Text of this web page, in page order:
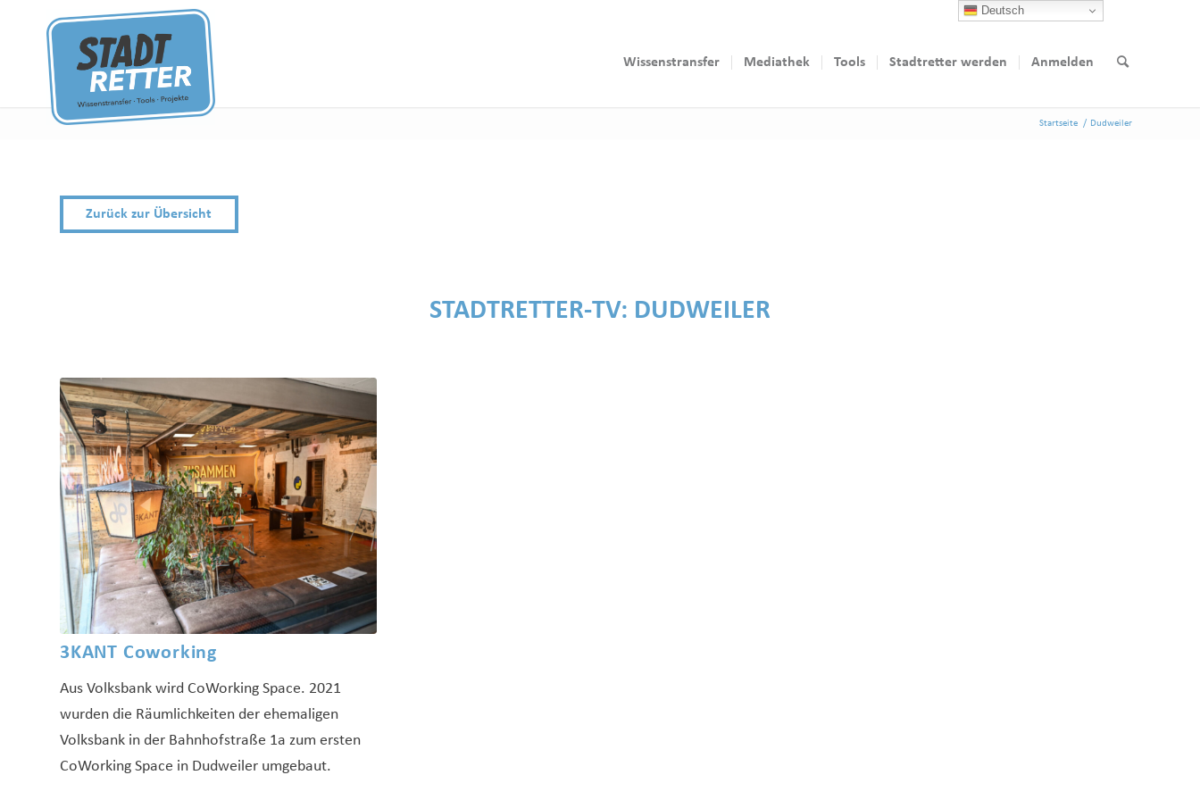
Wissenstransfer Mediathek Tools Stadtretter werden Anmelden
Startseite / Dudweiler
Zurück zur Übersicht
STADTRETTER-TV: DUDWEILER
3KANT Coworking
Aus Volksbank wird CoWorking Space. 2021
wurden die Räumlichkeiten der ehemaligen
Volksbank in der Bahnhofstraße 1a zum ersten
CoWorking Space in Dudweiler umgebaut.
Deutsch